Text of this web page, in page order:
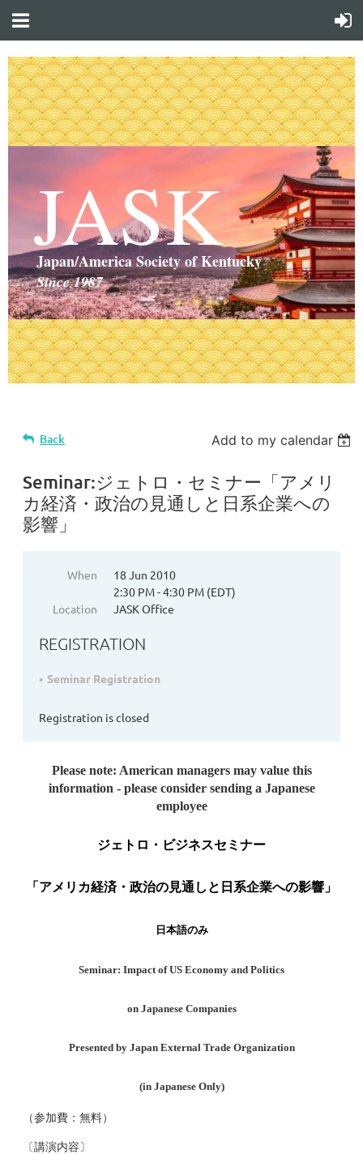
JASK
Japan/America Society of Kentucky
Since 1987
Back Add to my calendar
Seminar:ジェトロ・セミナー「アメリ
カ経済・政治の見通しと日系企業への
影響」
When
18 Jun 2010
2:30 PM - 4:30 PM (EDT)
Location
JASK Office
REGISTRATION
Seminar Registration
Registration is closed
Please note: American managers may value this
information - please consider sending a Japanese
employee
ジェトロ・ビジネスセミナー
「アメリカ経済・政治の見通しと日系企業への影響」
日本語のみ
Seminar: Impact of US Economy and Politics
on Japanese Companies
Presented by Japan External Trade Organization
(in Japanese Only)
（参加費：無料）
〔講演内容〕